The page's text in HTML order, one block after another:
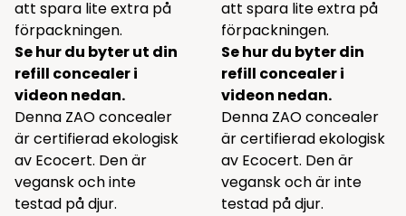
att spara lite extra på
förpackningen.
Se hur du byter ut din
refill concealer i
videon nedan.
Denna ZAO concealer
är certifierad ekologisk
av Ecocert. Den är
vegansk och inte
testad på djur.
att spara lite extra på
förpackningen.
Se hur du byter din
refill concealer i
videon nedan.
Denna ZAO concealer
är certifierad ekologisk
av Ecocert. Den är
vegansk och är inte
testad på djur.